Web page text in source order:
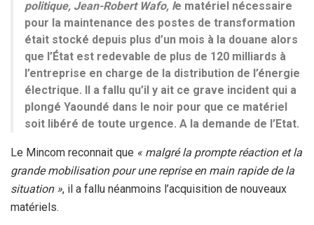
politique, Jean-Robert Wafo, le matériel nécessaire
pour la maintenance des postes de transformation
était stocké depuis plus d’un mois à la douane alors
que l’État est redevable de plus de 120 milliards à
l’entreprise en charge de la distribution de l’énergie
électrique. Il a fallu qu’il y ait ce grave incident qui a
plongé Yaoundé dans le noir pour que ce matériel
soit libéré de toute urgence. A la demande de l’Etat.
Le Mincom reconnait que « malgré la prompte réaction et la
grande mobilisation pour une reprise en main rapide de la
situation », il a fallu néanmoins l’acquisition de nouveaux
matériels.